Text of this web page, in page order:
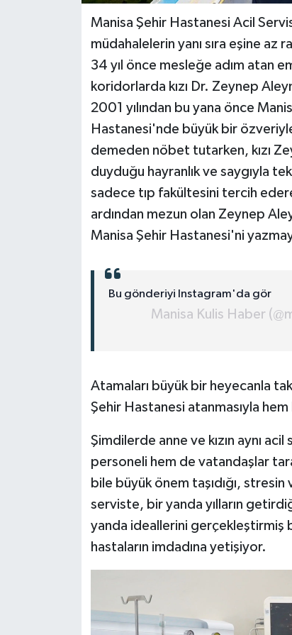
Manisa Şehir Hastanesi Acil
müdahalelerin yanı sıra eşine az
34 yıl önce mesleğe adım atan
koridorlarda kızı Dr. Zeynep
2001 yılından bu yana önce
Hastanesi'nde büyük bir
demeden nöbet tutarken, kızı
duyduğu hayranlık ve saygıyla
sadece tıp fakültesini tercih
ardından mezun olan Zeynep
Manisa Şehir Hastanesi'ni
Bu gönderiyi Instagram'da gör
Manisa Kulis Haber
Atamaları büyük bir heyecanla
Şehir Hastanesi atanmasıyla
Şimdilerde anne ve kızın aynı
personeli hem de vatandaşlar
bile büyük önem taşıdığı,
serviste, bir yanda yılların
yanda ideallerini gerçekleştirmiş
hastaların imdadına yetişiyor.